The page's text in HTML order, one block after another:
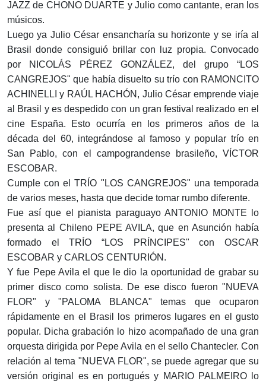
JAZZ de CHONO DUARTE y Julio como cantante, eran los
músicos.
Luego ya Julio César ensancharía su horizonte y se iría al
Brasil donde consiguió brillar con luz propia. Convocado
por NICOLÁS PÉREZ GONZÁLEZ, del grupo “LOS
CANGREJOS" que había disuelto su trío con RAMONCITO
ACHINELLI y RAÚL HACHÓN, Julio César emprende viaje
al Brasil y es despedido con un gran festival realizado en el
cine España. Esto ocurría en los primeros años de la
década del 60, integrándose al famoso y popular trío en
San Pablo, con el campograndense brasileño, VÍCTOR
ESCOBAR.
Cumple con el TRÍO "LOS CANGREJOS" una temporada
de varios meses, hasta que decide tomar rumbo diferente.
Fue así que el pianista paraguayo ANTONIO MONTE lo
presenta al Chileno PEPE AVILA, que en Asunción había
formado el TRÍO “LOS PRÍNCIPES" con OSCAR
ESCOBAR y CARLOS CENTURIÓN.
Y fue Pepe Avila el que le dio la oportunidad de grabar su
primer disco como solista. De ese disco fueron "NUEVA
FLOR" y "PALOMA BLANCA" temas que ocuparon
rápidamente en el Brasil los primeros lugares en el gusto
popular. Dicha grabación lo hizo acompañado de una gran
orquesta dirigida por Pepe Avila en el sello Chantecler. Con
relación al tema "NUEVA FLOR", se puede agregar que su
versión original es en portugués y MARIO PALMEIRO lo